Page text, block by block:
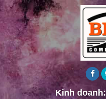
Kinh doanh: